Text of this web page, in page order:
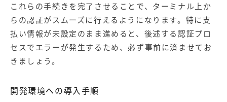
これらの手続きを完了させることで、ターミナル上か
らの認証がスムーズに行えるようになります。特に支
払い情報が未設定のまま進めると、後述する認証プロ
セスでエラーが発生するため、必ず事前に済ませてお
きましょう。
開発環境への導入手順